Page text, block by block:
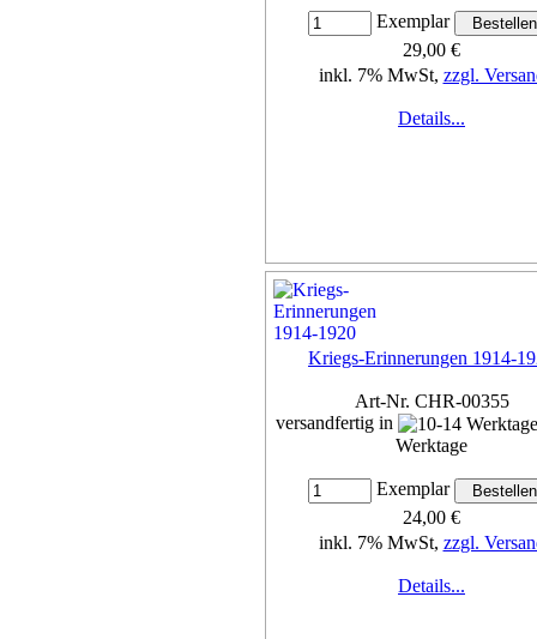
Exemplar
29,00 €
inkl. 7% MwSt, zzgl.
Details...
Kriegs-Erinnerungen 1914-
Art-Nr. CHR-00355
versandfertig in
Werktage
Exemplar
24,00 €
inkl. 7% MwSt, zzgl.
Details...